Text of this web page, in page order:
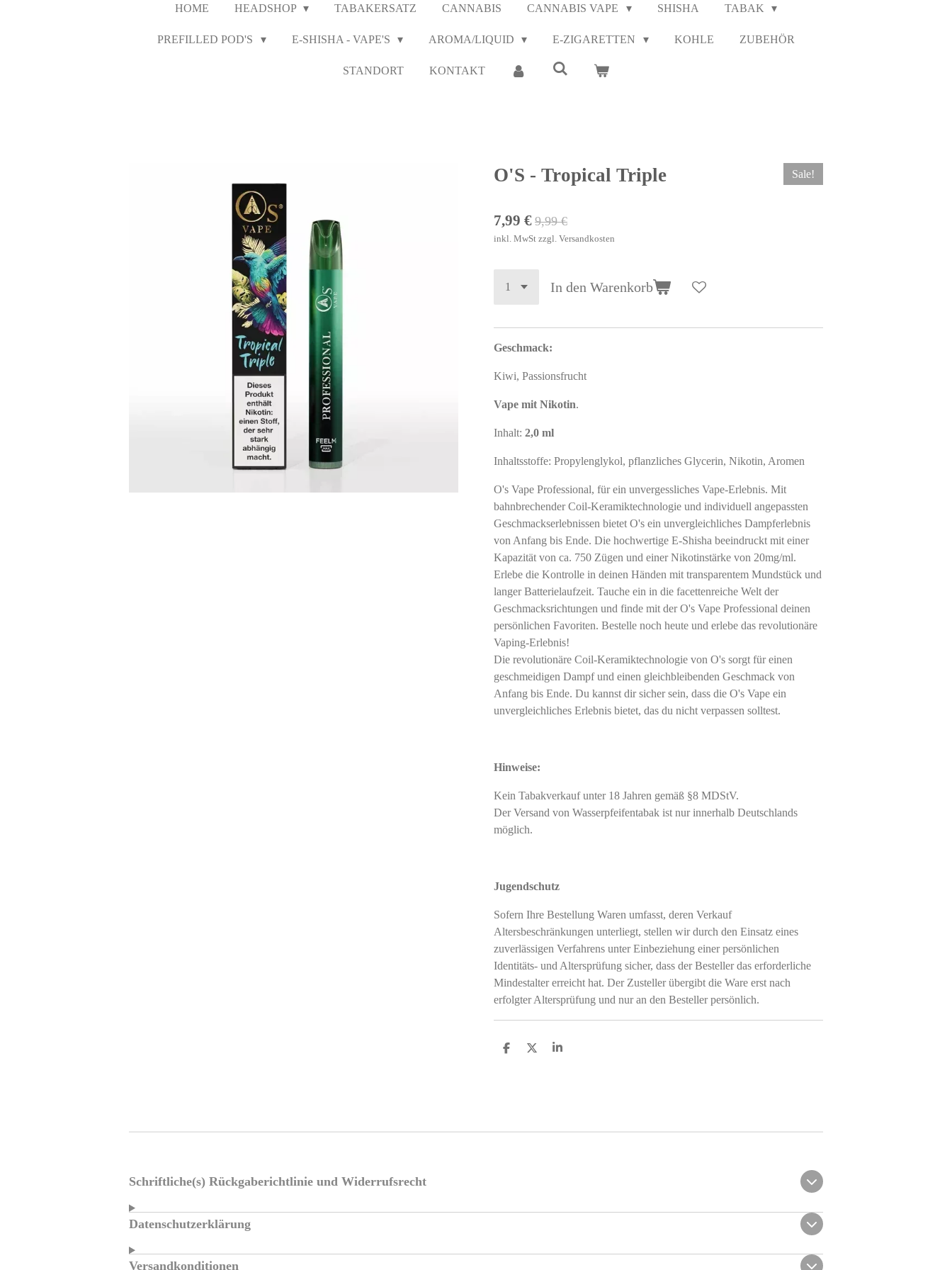
HOME HEADSHOP TABAKERSATZ CANNABIS CANNABIS VAPE SHISHA TABAK
PREFILLED POD'S E-SHISHA - VAPE'S AROMA/LIQUID E-ZIGARETTEN KOHLE ZUBEHÖR
STANDORT KONTAKT
O'S - Tropical Triple Sale!
7,99 € 9,99 €
inkl. MwSt zzgl. Versandkosten
In den Warenkorb
Geschmack:
Kiwi, Passionsfrucht
Vape mit Nikotin.
Inhalt: 2,0 ml
Inhaltsstoffe: Propylenglykol, pflanzliches Glycerin, Nikotin, Aromen
O's Vape Professional, für ein unvergessliches Vape-Erlebnis. Mit
bahnbrechender Coil-Keramiktechnologie und individuell angepassten
Geschmackserlebnissen bietet O's ein unvergleichliches Dampferlebnis
von Anfang bis Ende. Die hochwertige E-Shisha beeindruckt mit einer
Kapazität von ca. 750 Zügen und einer Nikotinstärke von 20mg/ml.
Erlebe die Kontrolle in deinen Händen mit transparentem Mundstück und
langer Batterielaufzeit. Tauche ein in die facettenreiche Welt der
Geschmacksrichtungen und finde mit der O's Vape Professional deinen
persönlichen Favoriten. Bestelle noch heute und erlebe das revolutionäre
Vaping-Erlebnis!
Die revolutionäre Coil-Keramiktechnologie von O's sorgt für einen
geschmeidigen Dampf und einen gleichbleibenden Geschmack von
Anfang bis Ende. Du kannst dir sicher sein, dass die O's Vape ein
unvergleichliches Erlebnis bietet, das du nicht verpassen solltest.
Hinweise:
Kein Tabakverkauf unter 18 Jahren gemäß §8 MDStV.
Der Versand von Wasserpfeifentabak ist nur innerhalb Deutschlands
möglich.
Jugendschutz
Sofern Ihre Bestellung Waren umfasst, deren Verkauf
Altersbeschränkungen unterliegt, stellen wir durch den Einsatz eines
zuverlässigen Verfahrens unter Einbeziehung einer persönlichen
Identitäts- und Altersprüfung sicher, dass der Besteller das erforderliche
Mindestalter erreicht hat. Der Zusteller übergibt die Ware erst nach
erfolgter Altersprüfung und nur an den Besteller persönlich.
T
T
T
Schriftliche(s) Rückgaberichtlinie und Widerrufsrecht
Datenschutzerklärung
Versandkonditionen